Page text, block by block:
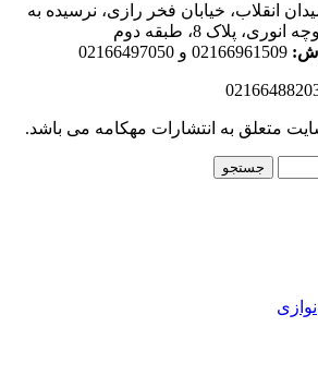
انقلاب، خیابان فخر رازی، نرسیده به
پلاک 8، طبقه دوم
02166961509 و 02166497050
متعلق به انتشارات مهکامه می باشد.
جستجو